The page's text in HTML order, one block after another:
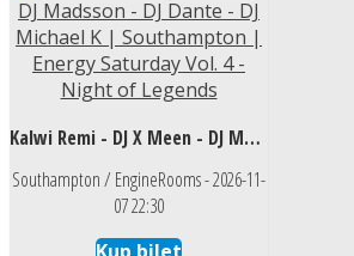
Kalwi Remi - DJ X Meen - DJ Madsson - DJ Dante - DJ Michael K | Southampton | Energy Saturday Vol. 4 - Night of Legends
Southampton / EngineRooms - 2026-11-
07 22:30